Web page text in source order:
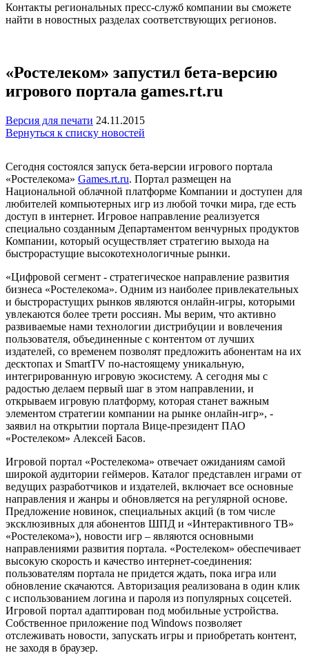
Контакты региональных пресс-служб компании вы сможете
найти в новостных разделах соответствующих регионов.
«Ростелеком» запустил бета-версию
игрового портала games.rt.ru
Версия для печати 24.11.2015
Вернуться к списку новостей
Сегодня состоялся запуск бета-версии игрового портала
«Ростелекома» Games.rt.ru. Портал размещен на
Национальной облачной платформе Компании и доступен для
любителей компьютерных игр из любой точки мира, где есть
доступ в интернет. Игровое направление реализуется
специально созданным Департаментом венчурных продуктов
Компании, который осуществляет стратегию выхода на
быстрорастущие высокотехнологичные рынки.
«Цифровой сегмент - стратегическое направление развития
бизнеса «Ростелекома». Одним из наиболее привлекательных
и быстрорастущих рынков являются онлайн-игры, которыми
увлекаются более трети россиян. Мы верим, что активно
развиваемые нами технологии дистрибуции и вовлечения
пользователя, объединенные с контентом от лучших
издателей, со временем позволят предложить абонентам на их
десктопах и SmartTV по-настоящему уникальную,
интегрированную игровую экосистему. А сегодня мы с
радостью делаем первый шаг в этом направлении, и
открываем игровую платформу, которая станет важным
элементом стратегии компании на рынке онлайн-игр», -
заявил на открытии портала Вице-президент ПАО
«Ростелеком» Алексей Басов.
Игровой портал «Ростелекома» отвечает ожиданиям самой
широкой аудитории геймеров. Каталог представлен играми от
ведущих разработчиков и издателей, включает все основные
направления и жанры и обновляется на регулярной основе.
Предложение новинок, специальных акций (в том числе
эксклюзивных для абонентов ШПД и «Интерактивного ТВ»
«Ростелекома»), новости игр – являются основными
направлениями развития портала. «Ростелеком» обеспечивает
высокую скорость и качество интернет-соединения:
пользователям портала не придется ждать, пока игра или
обновление скачаются. Авторизация реализована в один клик
с использованием логина и пароля из популярных соцсетей.
Игровой портал адаптирован под мобильные устройства.
Собственное приложение под Windows позволяет
отслеживать новости, запускать игры и приобретать контент,
не заходя в браузер.